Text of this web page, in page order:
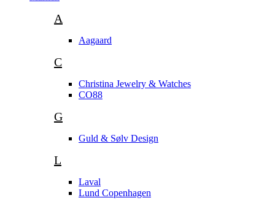
A
Aagaard
C
Christina Jewelry & Watches
CO88
G
Guld & Sølv Design
L
Laval
Lund Copenhagen